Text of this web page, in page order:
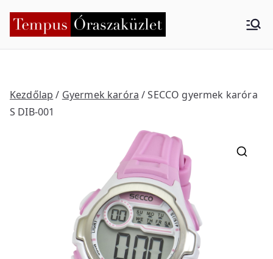
Tempus
küzlet
Kezdőlap / Gyermek karóra / SECCO gyermek karóra
S DIB-001